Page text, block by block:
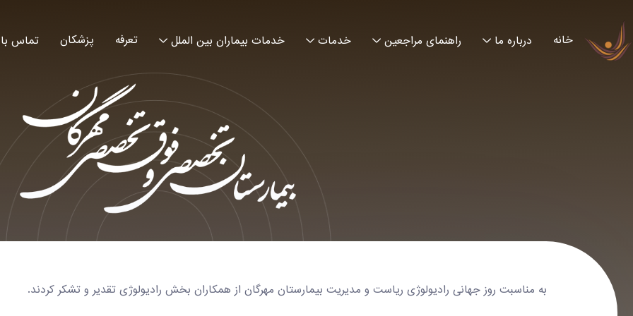
خانه درباره ما راهنمای مراجعین خدمات خدمات بیماران بین الملل تعرفه پزشکان تماس
به مناسبت روز جهانی رادیولوژی ریاست و مدیریت بیمارستان مهرگان از همکاران بخش رادیولوژی تقدیر و تشکر کردند.